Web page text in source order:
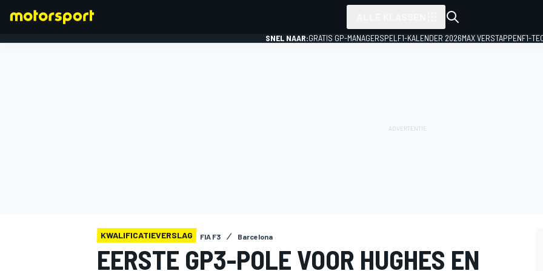
SNEL NAAR:GRATIS GP-MANAGERSPEL F1-KALENDER 2026MAX VERSTAPPENF1-
KWALIFICATIEVERSLAG FIA F3 Barcelona
EERSTE GP3-POLE VOOR HUGHES EN